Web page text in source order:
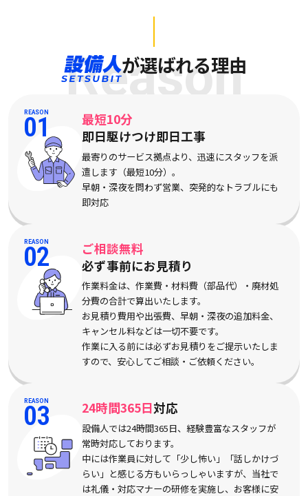
Reason
が選ばれる理由
REASON
01
最短10分
即日駆けつけ即日工事
最寄りのサービス拠点より、迅速にスタッフを派
遣します（最短10分）。
早朝・深夜を問わず営業、突発的なトラブルにも
即対応
REASON
02
ご相談無料
必ず事前にお見積り
作業料金は、作業費・材料費（部品代）・廃材処
分費の合計で算出いたします。
お見積り費用や出張費、早朝・深夜の追加料金、
キャンセル料などは一切不要です。
作業に入る前には必ずお見積りをご提示いたしま
すので、安心してご相談・ご依頼ください。
REASON
03 24時間365日対応
設備人では24時間365日、経験豊富なスタッフが
常時対応しております。
中には作業員に対して「少し怖い」「話しかけづ
らい」と感じる方もいらっしゃいますが、当社で
は礼儀・対応マナーの研修を実施し、お客様に安